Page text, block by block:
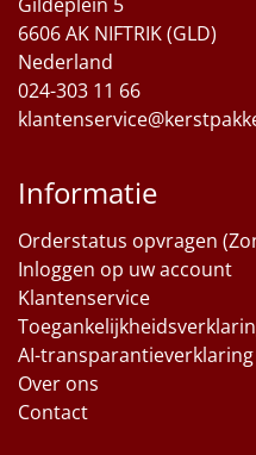
6606 AK NIFTRIK (GLD)
Nederland
024-303 11 66
Informatie
Orderstatus opvragen
Inloggen op uw account
Klantenservice
AI-transparantieverklaring
Over ons
Contact